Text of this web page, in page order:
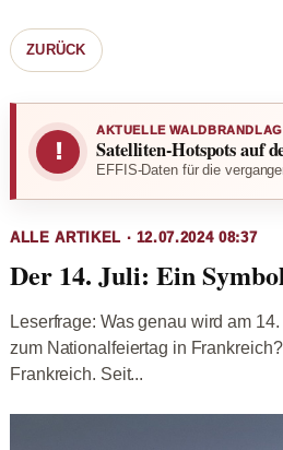
ZURÜCK
!
AKTUELLE
Satelliten-Hotspots auf
EFFIS-Daten für die
ALLE ARTIKEL · 12.07.2024 08:37
Der 14. Juli: Ein
Leserfrage: Was genau wird am
zum Nationalfeiertag in
Frankreich. Seit...